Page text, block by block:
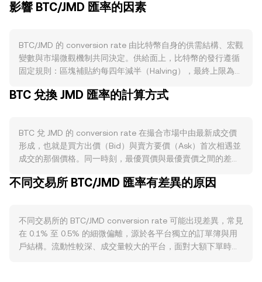
影響 BTC/JMD 匯率的因素
BTC/JMD 的 conversion rate 由比特幣自身的供需結構、宏觀
變數與市場微觀機制共同決定。供給面上，比特幣的發行遵循
固定規則：區塊補貼約每四年減半（Halving），最終上限為
銷毀或質押機制，流通量主要受礦工拋售與長期持有者的移動
服務的擴張、以及機構產品（如現貨 ETF）帶來的買盤；鏈上
交易費用與活躍地址的上升往往反映網路使用增加，對需求形
成正面支撐。宏觀方面，比特幣通常引領整體加密資產方向，
BTC/JMD 的標示價格：當美元走強或牙買加貨幣政策偏緊、
管事件亦可能快速改變 conversion rate，例如主要市場對現
貨或期貨型 BTC ETF 的審批、交易平台合規進展、洗錢與
KYC/AML 規範調整、礦業相關政策或能源限制等，都會影響
BTC 兌換 JMD 匯率的計算方式
BTC 兌 JMD 的 conversion rate 在撮合市場中由最新成交價
形成，也就是買方出價（Bid）與賣方要價（Ask）首次相遇並
成交的那個價格。同一時刻，最優買價與最優賣價之間的差距
稱為中間價（Mid-price），常被用作參考。當參考多個交易
交量越大的場內價格權重越高。對於單筆換算，基本算式為：
JMD 值 = BTC 數量 × conversion rate；或反向為：BTC 數量
= JMD 值 / conversion rate。若流動性部分來自去中心化市
不同交易所 BTC/JMD 匯率有差異的原因
不同交易所的 BTC/JMD conversion rate 可能出現差異，常見
在 0.1% 至 0.5% 的細微偏離，源於各平台獨立的訂單簿與用
戶結構。流動性較深、成交量較大的平台，面對大額下單時的